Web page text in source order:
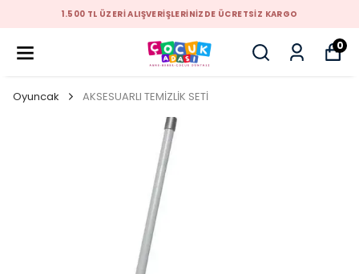
1.500 TL ÜZERİ ALIŞVERİŞLERİNİZDE ÜCRETSİZ KARGO
0
Oyuncak AKSESUARLI TEMİZLİK SETİ